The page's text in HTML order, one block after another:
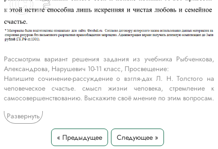
Рассмотрим вариант решения задания из учебника Рыбченкова,
Александрова, Нарушевич 10-11 класс, Просвещение:
Напишите сочинение-рассуждение о взгля-дах Л. Н. Толстого на
человеческое счастье. смысл жизни человека, стремление к
самосовершенствованию. Выскажите своё мнение по этим вопросам.
Сочинение
Взгляды Л. Н. Толстого на человеческое счастье, смысл жизни
человека, стремление к самосовершенствованию
Поиски смысла жизни – это одна из основных проблем романа
Развернуть
« Предыдущее Следующее »